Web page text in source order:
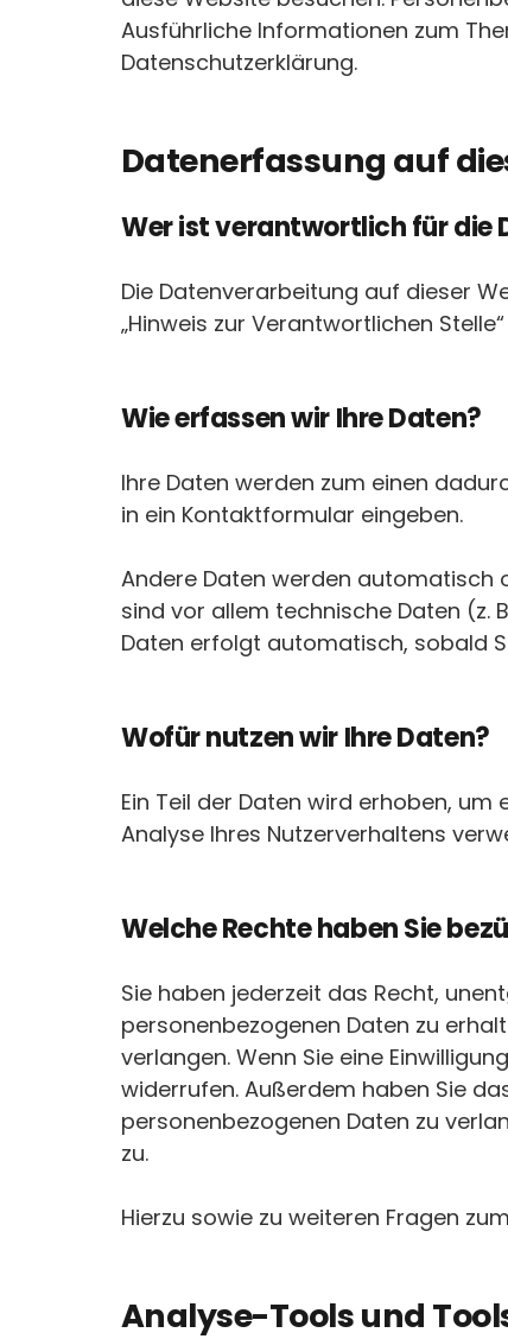
Ausführliche Informationen zum
Datenschutzerklärung.
Datenerfassung auf
Wer ist verantwortlich für die
Die Datenverarbeitung auf dieser
„Hinweis zur Verantwortlichen
Wie erfassen wir Ihre Daten?
Ihre Daten werden zum einen
in ein Kontaktformular eingeben.
Andere Daten werden automatisch
sind vor allem technische Daten (z.
Daten erfolgt automatisch, sobald
Wofür nutzen wir Ihre Daten?
Ein Teil der Daten wird erhoben,
Analyse Ihres Nutzerverhaltens
Welche Rechte haben Sie
Sie haben jederzeit das Recht,
personenbezogenen Daten zu
verlangen. Wenn Sie eine
widerrufen. Außerdem haben Sie
personenbezogenen Daten zu
zu.
Hierzu sowie zu weiteren Fragen
Analyse-Tools und